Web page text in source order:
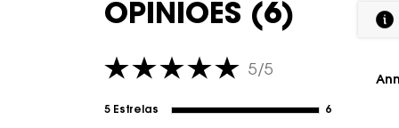
OPINIÕES (6)
5 out of 5 stars. 5/5
5 Estrelas 6